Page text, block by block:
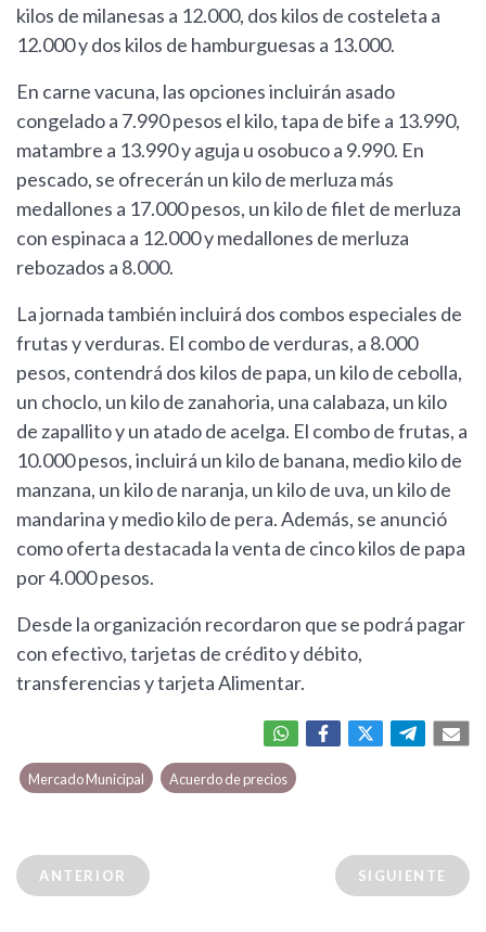
kilos de milanesas a 12.000, dos kilos de costeleta a
12.000 y dos kilos de hamburguesas a 13.000.
En carne vacuna, las opciones incluirán asado
congelado a 7.990 pesos el kilo, tapa de bife a 13.990,
matambre a 13.990 y aguja u osobuco a 9.990. En
pescado, se ofrecerán un kilo de merluza más
medallones a 17.000 pesos, un kilo de filet de merluza
con espinaca a 12.000 y medallones de merluza
rebozados a 8.000.
La jornada también incluirá dos combos especiales de
frutas y verduras. El combo de verduras, a 8.000
pesos, contendrá dos kilos de papa, un kilo de cebolla,
un choclo, un kilo de zanahoria, una calabaza, un kilo
de zapallito y un atado de acelga. El combo de frutas, a
10.000 pesos, incluirá un kilo de banana, medio kilo de
manzana, un kilo de naranja, un kilo de uva, un kilo de
mandarina y medio kilo de pera. Además, se anunció
como oferta destacada la venta de cinco kilos de papa
por 4.000 pesos.
Desde la organización recordaron que se podrá pagar
con efectivo, tarjetas de crédito y débito,
transferencias y tarjeta Alimentar.
Mercado Municipal Acuerdo de precios
ANTERIOR SIGUIENTE